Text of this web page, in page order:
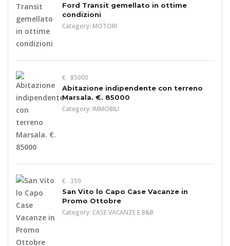
Ford Transit gemellato in ottime
condizioni
Category: MOTORI
€. 85000
Abitazione indipendente con terreno
Marsala. €. 85000
Category: IMMOBILI
€. 350
San Vito lo Capo Case Vacanze in
Promo Ottobre
Category: CASE VACANZE E B&B